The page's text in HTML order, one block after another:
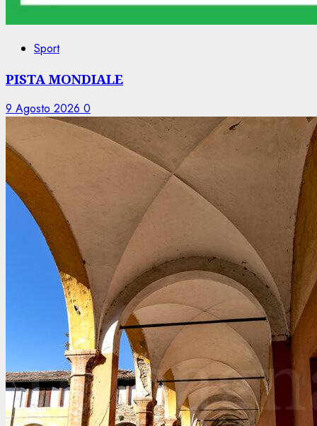
Sport
PISTA MONDIALE
9 Agosto 2026 0